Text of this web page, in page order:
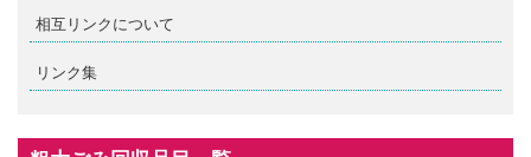
相互リンクについて
リンク集